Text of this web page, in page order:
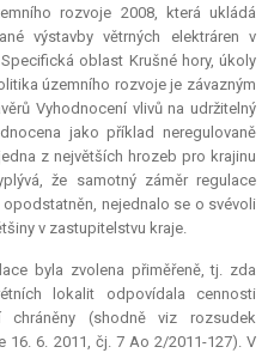
rozvoje 2008, která ukládá
výstavby větrných elektráren v
oblast Krušné hory, úkoly
územního rozvoje je závazným
Vyhodnocení vlivů na udržitelný
jako příklad neregulovaně
z největších hrozeb pro krajinu
že samotný záměr regulace
nejednalo se o svévoli
v zastupitelstvu kraje.
byla zvolena přiměřeně, tj. zda
lokalit odpovídala cennosti
(shodně viz rozsudek
6. 2011, čj. 7 Ao 2/2011-127). V